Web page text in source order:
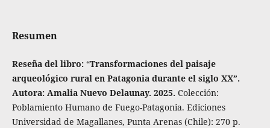
Resumen
Reseña del libro:“Transformaciones del paisaje
arqueológico rural en Patagonia durante el siglo XX”.
Autora: Amalia Nuevo Delaunay. 2025. Colección:
Poblamiento Humano de Fuego-Patagonia. Ediciones
Universidad de Magallanes, Punta Arenas (Chile): 270 p.